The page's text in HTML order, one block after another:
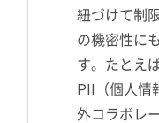
紐づけて制
の機密性に
す。たとえ
PII（個人情
外コラボレ